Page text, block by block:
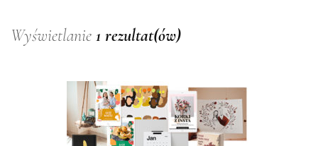
Wyświetlanie 1 rezultat(ów)